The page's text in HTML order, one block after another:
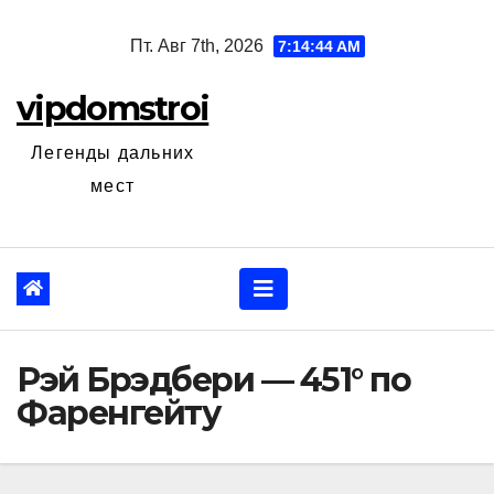
Пт. Авг 7th, 2026 7:14:45 AM
vipdomstroi
Легенды дальних
мест
Рэй Брэдбери — 451° по
Фаренгейту